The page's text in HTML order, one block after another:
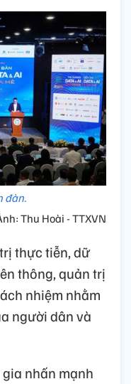
đàn.
Thu Hoài - TTXVN
thực tiễn, dữ
thông, quản trị
nhiệm nhằm
người dân và
nhấn mạnh